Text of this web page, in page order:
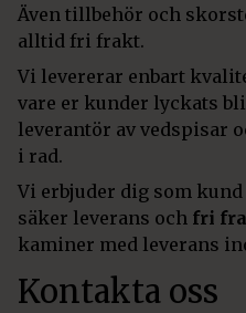
Även tillbehör och
alltid fri frakt.
Vi levererar enbart
vare er kunder lyckats
leverantör av vedspisar
i rad.
Vi erbjuder dig som
säker leverans och fri
kaminer med leverans
Kontakta oss